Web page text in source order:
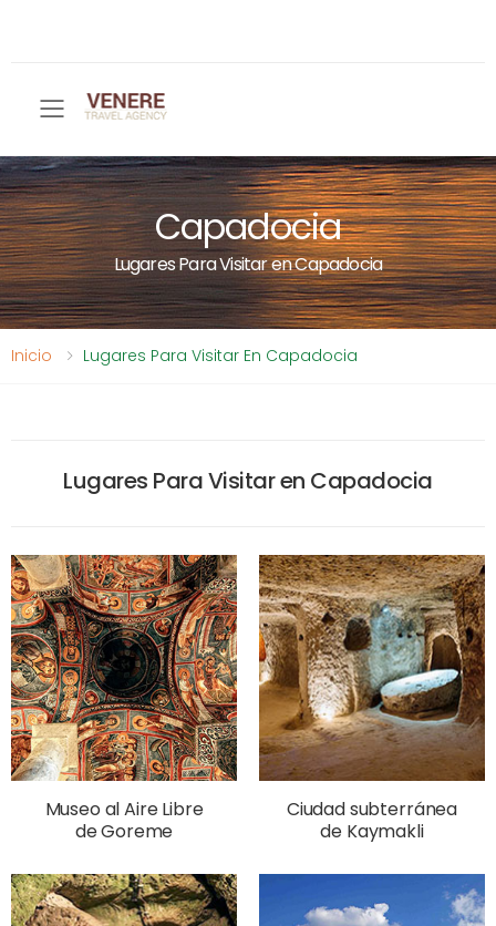
Toggle mobile menu
Capadocia
Lugares Para Visitar en Capadocia
Inicio Lugares Para Visitar En Capadocia
Lugares Para Visitar en Capadocia
Museo al Aire Libre
de Goreme
Ciudad subterránea
de Kaymakli